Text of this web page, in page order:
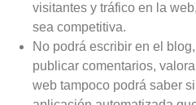
visitantes y tráfico en la
sea competitiva.
No podrá escribir en el
publicar comentarios,
web tampoco podrá saber